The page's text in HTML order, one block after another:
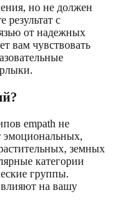
но не должен
с
от надежных
вам чувствовать
empath не
эмоциональных,
земных
категории
группы.
влияют на вашу